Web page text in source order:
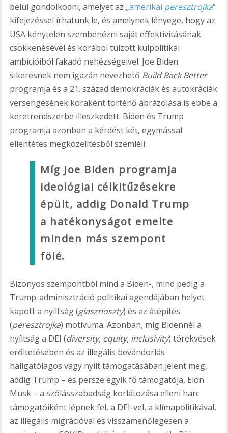
belül gondolkodni, amelyet az „amerikai peresztrojka”
kifejezéssel írhatunk le, és amelynek lényege, hogy az
USA kénytelen szembenézni saját effektivitásának
csökkenésével és korábbi túlzott külpolitikai
ambícióiból fakadó nehézségeivel. Joe Biden
sikeresnek nem igazán nevezhető Build Back Better
programja és a 21. század demokráciák és autokráciák
versengésének koraként történő ábrázolása is ebbe a
keretrendszerbe illeszkedett. Biden és Trump
programja azonban a kérdést két, egymással
ellentétes megközelítésből szemléli.
Míg Joe Biden programja
ideológiai célkitűzésekre
épült, addig Donald Trump
a hatékonyságot emelte
minden más szempont
fölé.
Bizonyos szempontból mind a Biden-, mind pedig a
Trump-adminisztráció politikai agendájában helyet
kapott a nyíltság (glasznoszty) és az átépítés
(peresztrojka) motívuma. Azonban, míg Bidennél a
nyíltság a DEI (diversity, equity, inclusivity) törekvések
erőltetésében és az illegális bevándorlás
hallgatólagos vagy nyílt támogatásában jelent meg,
addig Trump – és persze egyik fő támogatója, Elon
Musk – a szólásszabadság korlátozása elleni harc
támogatóiként lépnek fel, a DEI-vel, a klímapolitikával,
az illegális migrációval és visszamenőlegesen a